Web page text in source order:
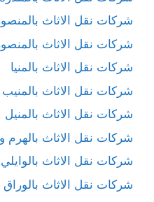
شركات نقل الاثاث
شركات نقل الاثاث
شركات نقل الاثاث بالمنيا
شركات نقل الاثاث بالمنيب
شركات نقل الاثاث بالمنيل
شركات نقل الاثاث بالهرم
شركات نقل الاثاث بالوايلي
شركات نقل الاثاث بالوراق